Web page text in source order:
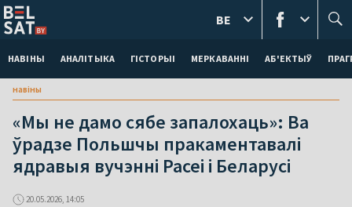
НАВІНЫ АНАЛІТЫКА ГІСТОРЫІ МЕРКАВАННI АБ'ЕКТЫЎ
BE
навіны
«Мы не дамо сябе запалохаць»: Ва
ўрадзе Польшчы пракаментавалі
ядравыя вучэнні Расеі і Беларусі
20.05.2026, 14:05